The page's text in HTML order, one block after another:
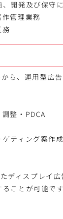
開発及び保守
管理業務
務
ら、運用型広
整・PDCA
ティング案作成
ディスプレイ
ことが可能です